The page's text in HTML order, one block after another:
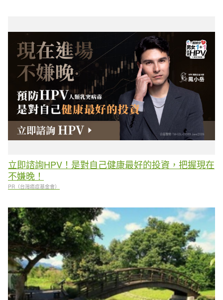
立即諮詢HPV！是對自己健康最好的投資，把握現在
不嫌晚！
PR（台灣癌症基金會）